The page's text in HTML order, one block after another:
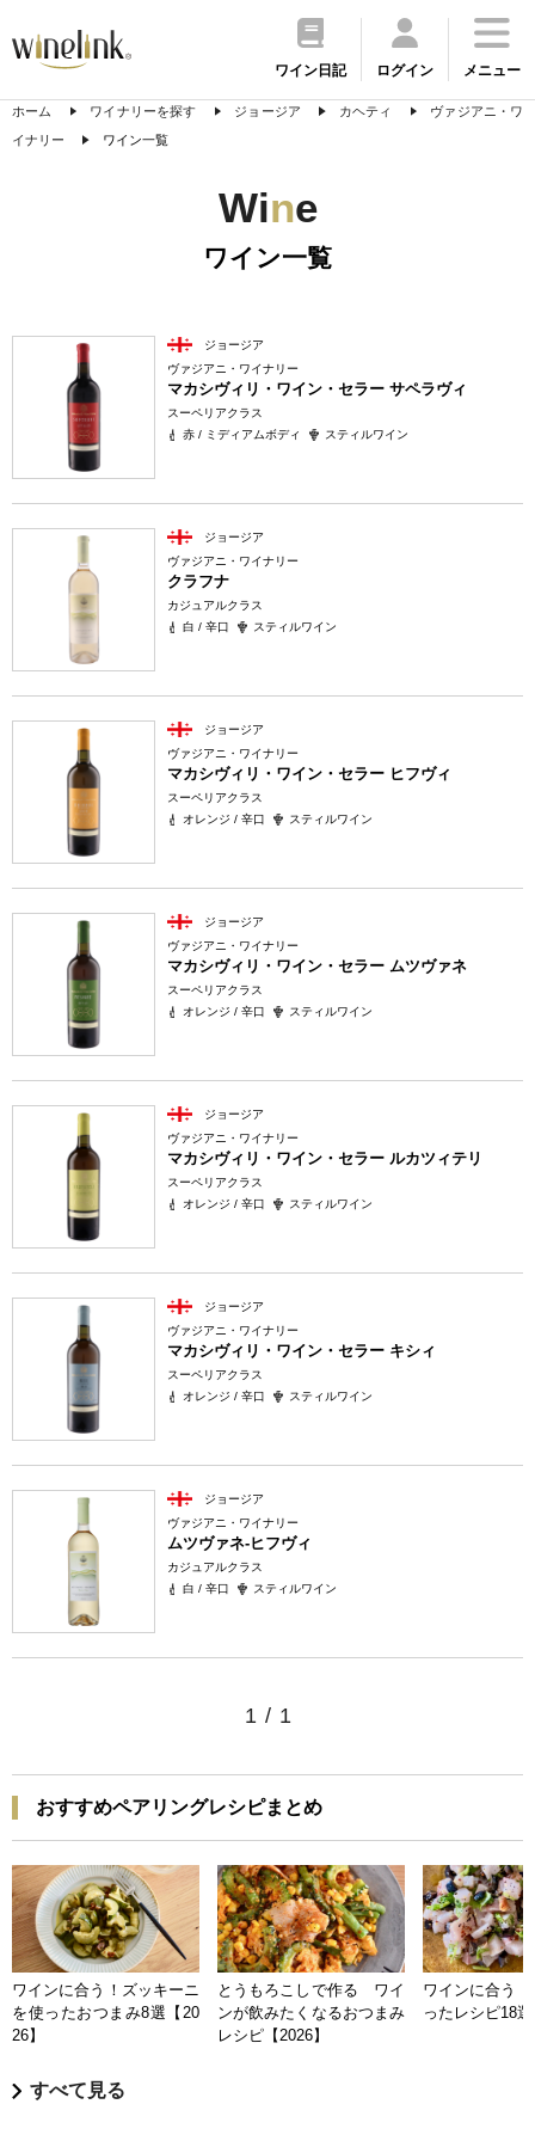
ワイン日記 ログイン メニュー
ホーム ワイナリーを探す ジョージア カヘティ
ヴァジアニ・ワ
イナリー
ワイン一覧
Wine
ワイン一覧
ジョージア
ヴァジアニ・ワイナリー
マカシヴィリ・ワイン・セラー サペラヴィ
スーペリアクラス
赤 / ミディアムボディ
スティルワイン
ジョージア
ヴァジアニ・ワイナリー
クラフナ
カジュアルクラス
白 / 辛口
スティルワイン
ジョージア
ヴァジアニ・ワイナリー
マカシヴィリ・ワイン・セラー ヒフヴィ
スーペリアクラス
オレンジ / 辛口
スティルワイン
ジョージア
ヴァジアニ・ワイナリー
マカシヴィリ・ワイン・セラー ムツヴァネ
スーペリアクラス
オレンジ / 辛口
スティルワイン
ジョージア
ヴァジアニ・ワイナリー
マカシヴィリ・ワイン・セラー ルカツィテリ
スーペリアクラス
オレンジ / 辛口
スティルワイン
ジョージア
ヴァジアニ・ワイナリー
マカシヴィリ・ワイン・セラー キシィ
スーペリアクラス
オレンジ / 辛口
スティルワイン
ジョージア
ヴァジアニ・ワイナリー
ムツヴァネ-ヒフヴィ
カジュアルクラス
白 / 辛口
スティルワイン
1 / 1
おすすめペアリングレシピまとめ
ワインに合う！ズッキーニ
を使ったおつまみ8選【20
26】
とうもろこしで作る ワイ
ンが飲みたくなるおつまみ
レシピ【2026】
ワインに合う
ったレシピ18
すべて見る